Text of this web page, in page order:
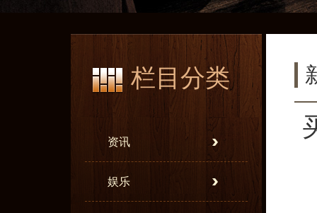
栏目分类
资讯
娱乐